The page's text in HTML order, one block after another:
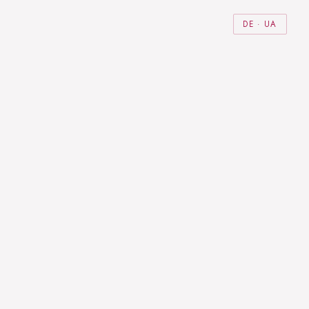
DE · UA